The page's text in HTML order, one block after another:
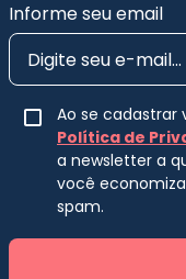
Informe seu email
Ao se cadastrar
Política de
a newsletter a
você
spam.